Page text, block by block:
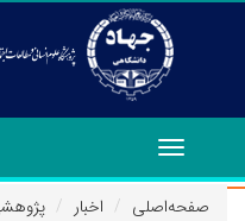
Toggle
navigation
صفحه‌اصلی
اخبار